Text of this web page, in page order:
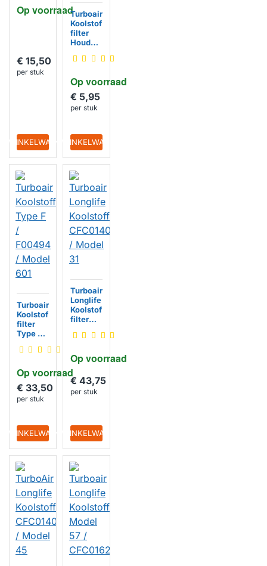
Op voorraad
€ 15,50
per stuk
WINKELWAGEN
Op voorraad
Turboair
Koolstof
filter
Houder
Model
F00262
/3S met
plastic
schroefj
€ 5,95
per stuk
IN WINKELWAGEN
Op voorraad
Turboair
Koolstof
filter
Type F /
/ Model
€ 33,50
per stuk
WINKELWAGEN
Op voorraad
Turboair
Longlife
Koolstof
filter
0088 /
31
€ 43,75
per stuk
IN WINKELWAGEN